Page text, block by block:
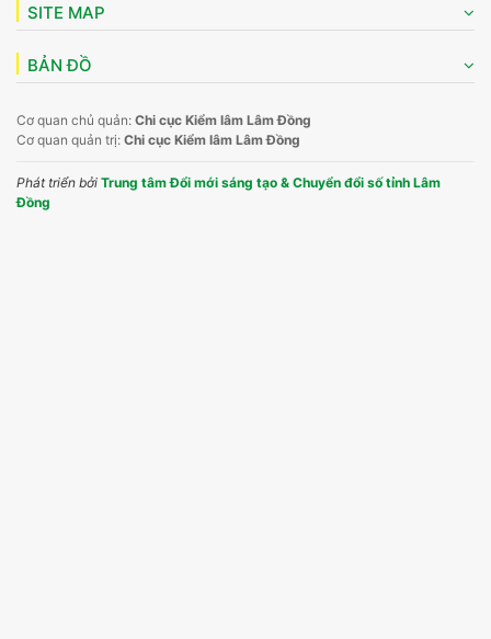
SITE MAP
BẢN ĐỒ
Cơ quan chủ quản: Chi cục Kiểm lâm Lâm Đồng
Cơ quan quản trị: Chi cục Kiểm lâm Lâm Đồng
Phát triển bởi Trung tâm Đổi mới sáng tạo & Chuyển đổi số tỉnh Lâm
Đồng